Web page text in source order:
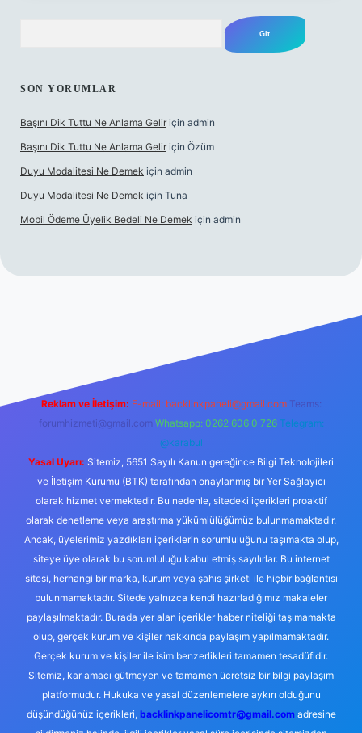
SON YORUMLAR
Başını Dik Tuttu Ne Anlama Gelir için admin
Başını Dik Tuttu Ne Anlama Gelir için Özüm
Duyu Modalitesi Ne Demek için admin
Duyu Modalitesi Ne Demek için Tuna
Mobil Ödeme Üyelik Bedeli Ne Demek için admin
Reklam ve İletişim: E-mail: backlinkpaneli@gmail.com Teams:
forumhizmeti@gmail.com Whatsapp: 0262 606 0 726 Telegram:
@karabul
Yasal Uyarı: Sitemiz, 5651 Sayılı Kanun gereğince Bilgi Teknolojileri
ve İletişim Kurumu (BTK) tarafından onaylanmış bir Yer Sağlayıcı
olarak hizmet vermektedir. Bu nedenle, sitedeki içerikleri proaktif
olarak denetleme veya araştırma yükümlülüğümüz bulunmamaktadır.
Ancak, üyelerimiz yazdıkları içeriklerin sorumluluğunu taşımakta olup,
siteye üye olarak bu sorumluluğu kabul etmiş sayılırlar. Bu internet
sitesi, herhangi bir marka, kurum veya şahıs şirketi ile hiçbir bağlantısı
bulunmamaktadır. Sitede yalnızca kendi hazırladığımız makaleler
paylaşılmaktadır. Burada yer alan içerikler haber niteliği taşımamakta
olup, gerçek kurum ve kişiler hakkında paylaşım yapılmamaktadır.
Gerçek kurum ve kişiler ile isim benzerlikleri tamamen tesadüfidir.
Sitemiz, kar amacı gütmeyen ve tamamen ücretsiz bir bilgi paylaşım
platformudur. Hukuka ve yasal düzenlemelere aykırı olduğunu
düşündüğünüz içerikleri, backlinkpanelicomtr@gmail.comadresine